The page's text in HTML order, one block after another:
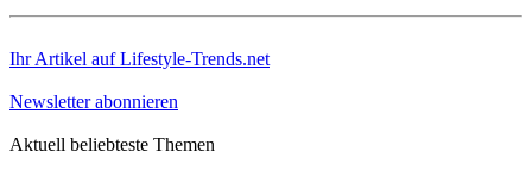
Ihr Artikel auf Lifestyle-Trends.net
Newsletter abonnieren
Aktuell beliebteste Themen